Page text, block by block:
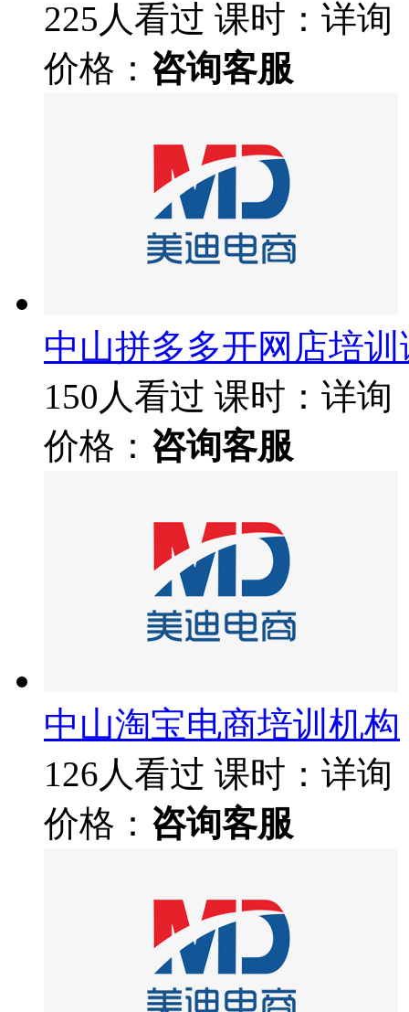
225人看过 课时：详询
价格： 咨询客服
中山拼多多开网店培训
150人看过 课时：详询
价格： 咨询客服
中山淘宝电商培训机构
126人看过 课时：详询
价格： 咨询客服